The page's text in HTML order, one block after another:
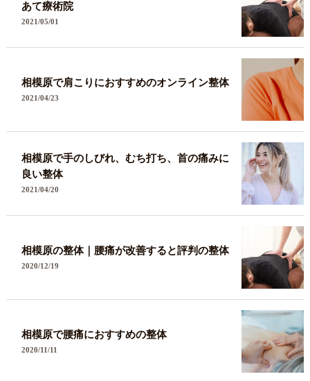
あて療術院
2021/05/01
相模原で肩こりにおすすめのオンライン整体
2021/04/23
相模原で手のしびれ、むち打ち、首の痛みに
良い整体
2021/04/20
相模原の整体｜腰痛が改善すると評判の整体
2020/12/19
相模原で腰痛におすすめの整体
2020/11/11